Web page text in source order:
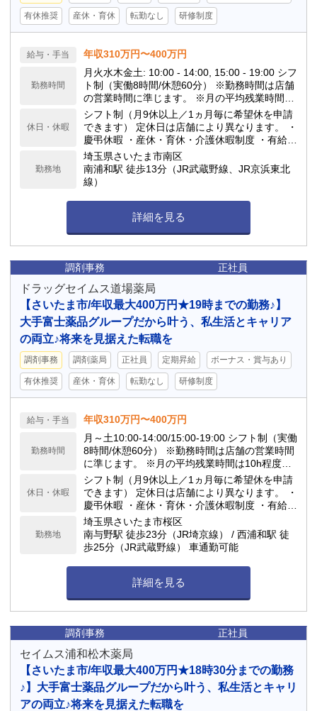
有休推奨 産休・育休 転勤なし 研修制度
給与・手当 年収310万円〜400万円
勤務時間
月火水木金土: 10:00 - 14:00, 15:00 - 19:00 シフ
ト制（実働8時間/休憩60分） ※勤務時間は店舗
の営業時間に準じます。 ※月の平均残業時間は
10h程度です。 当ドラッグストアは閉局時間が
早いのが特徴で、18:00や19:00の閉局が多いで
す。
休日・休暇
シフト制（月9休以上／1ヵ月毎に希望休を申請
できます） 定休日は店舗により異なります。 ・
慶弔休暇 ・産休・育休・介護休暇制度 ・有給休
暇(勤務6ヶ月後10日付与) ★年間休日117日
勤務地
埼玉県さいたま市南区
南浦和駅 徒歩13分（JR武蔵野線、JR京浜東北
線）
詳細を見る
調剤事務 正社員
ドラッグセイムス道場薬局
【さいたま市/年収最大400万円★19時までの勤務♪】
大手富士薬品グループだから叶う、私生活とキャリア
の両立♪将来を見据えた転職を
調剤事務 調剤薬局 正社員 定期昇給 ボーナス・賞与あり
有休推奨 産休・育休 転勤なし 研修制度
給与・手当 年収310万円〜400万円
勤務時間
月～土10:00-14:00/15:00-19:00 シフト制（実働
8時間/休憩60分） ※勤務時間は店舗の営業時間
に準じます。 ※月の平均残業時間は10h程度で
す。 当ドラッグストアは閉局時間が早いのが特
徴で、18:00や19:00の閉局が多いです。
休日・休暇
シフト制（月9休以上／1ヵ月毎に希望休を申請
できます） 定休日は店舗により異なります。 ・
慶弔休暇 ・産休・育休・介護休暇制度 ・有給休
暇(勤務6ヶ月後10日付与) ★年間休日117日
勤務地
埼玉県さいたま市桜区
南与野駅 徒歩23分（JR埼京線） / 西浦和駅 徒
歩25分（JR武蔵野線） 車通勤可能
詳細を見る
調剤事務 正社員
セイムス浦和松木薬局
【さいたま市/年収最大400万円★18時30分までの勤務
♪】大手富士薬品グループだから叶う、私生活とキャリ
アの両立♪将来を見据えた転職を